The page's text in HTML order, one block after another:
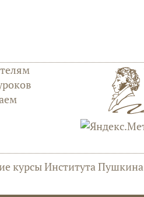
курсы Института Пушкина